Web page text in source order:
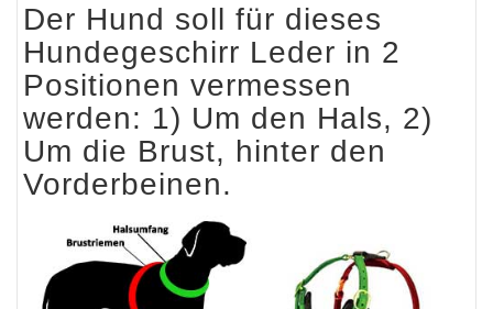
Der Hund soll für dieses
Hundegeschirr Leder in 2
Positionen vermessen
werden: 1) Um den Hals, 2)
Um die Brust, hinter den
Vorderbeinen.